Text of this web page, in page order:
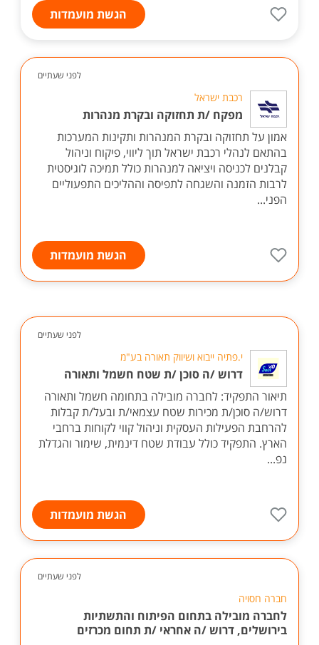
הגשת מועמדות
לפני שעתיים
רכבת ישראל
מפקח /ת תחזוקה ובקרת מנהרות
אמון על תחזוקה ובקרת המנהרות ותקינות המערכות
בהתאם לנהלי רכבת ישראל תוך ליווי, פיקוח וניהול
קבלנים לכניסה ויציאה למנהרות כולל תמיכה לוגיסטית
לרבות הזמנה והשגחה לתפיסה וההליכים התפעוליים
הפני...
הגשת מועמדות
לפני שעתיים
י.פתיה ייבוא ושיווק תאורה בע"מ
דרוש /ה סוכן /ת שטח חשמל ותאורה
תיאור התפקיד: לחברה מובילה בתחומה חשמל ותאורה
דרוש/ה סוכן/ת מכירות שטח עצמאי/ת ובעל/ת קבלות
להרחבת הפעילות העסקית וניהול קווי לקוחות ברחבי
הארץ. התפקיד כולל עבודת שטח דינמית, שימור והגדלת
נפ...
הגשת מועמדות
לפני שעתיים
חברה חסויה
לחברה מובילה בתחום הפיתוח והתשתיות
בירושלים, דרוש /ה אחראי /ת תחום מכרזים